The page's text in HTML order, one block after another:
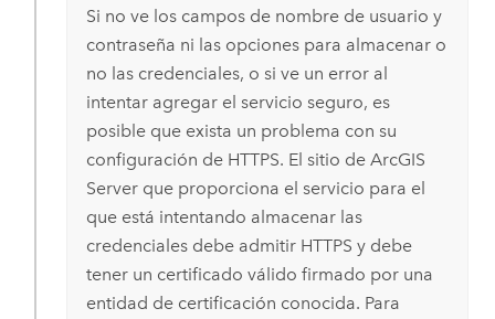
Si no ve los campos de nombre de usuario y
contraseña ni las opciones para almacenar o
no las credenciales, o si ve un error al
intentar agregar el servicio seguro, es
posible que exista un problema con su
configuración de HTTPS. El sitio de ArcGIS
Serverque proporciona el servicio para el
que está intentando almacenar las
credenciales debe admitir HTTPS y debe
tener un certificado válido firmado por una
entidad de certificación conocida. Para